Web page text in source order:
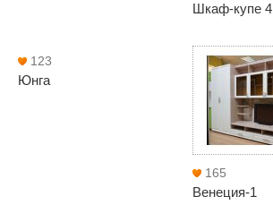
Шкаф-купе 4
123
Юнга
165
Венеция-1